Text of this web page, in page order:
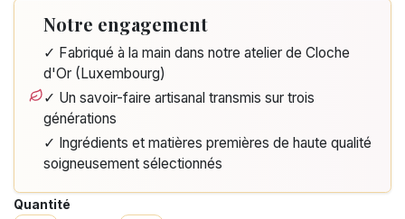
Notre engagement
✓ Fabriqué à la main dans notre atelier de Cloche
d'Or (Luxembourg)
✓ Un savoir-faire artisanal transmis sur trois
générations
✓ Ingrédients et matières premières de haute qualité
soigneusement sélectionnés
Quantité